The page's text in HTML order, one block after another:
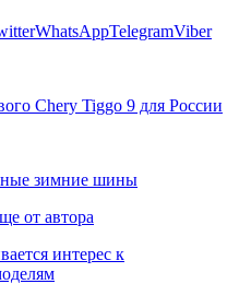
WhatsAppTelegramViber
Chery Tiggo 9 для России
зимние шины
от автора
интерес к